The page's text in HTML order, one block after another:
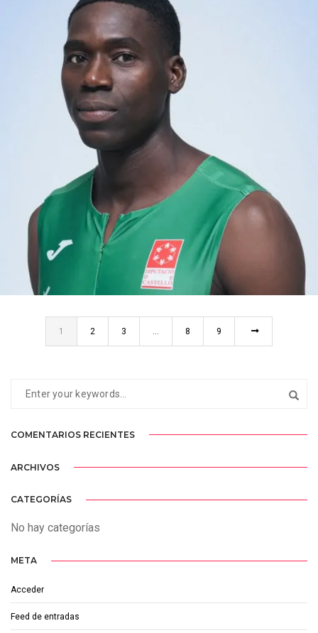
SORY
VALENCIA
1 2 3 … 8 9
COMENTARIOS RECIENTES
ARCHIVOS
CATEGORÍAS
No hay categorías
META
Acceder
Feed de entradas